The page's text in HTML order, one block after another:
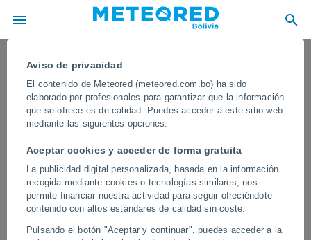
Aviso de privacidad
El contenido de Meteored (meteored.com.bo) ha sido
elaborado por profesionales para garantizar que la información
que se ofrece es de calidad. Puedes acceder a este sitio web
mediante las siguientes opciones:
Aceptar cookies y acceder de forma gratuita
La publicidad digital personalizada, basada en la información
recogida mediante cookies o tecnologías similares, nos
permite financiar nuestra actividad para seguir ofreciéndote
contenido con altos estándares de calidad sin coste.
Pulsando el botón "Aceptar y continuar", puedes acceder a la
Una gran avalancha de agua, lodo y
rocas causa estragos en Tyrnyauz,